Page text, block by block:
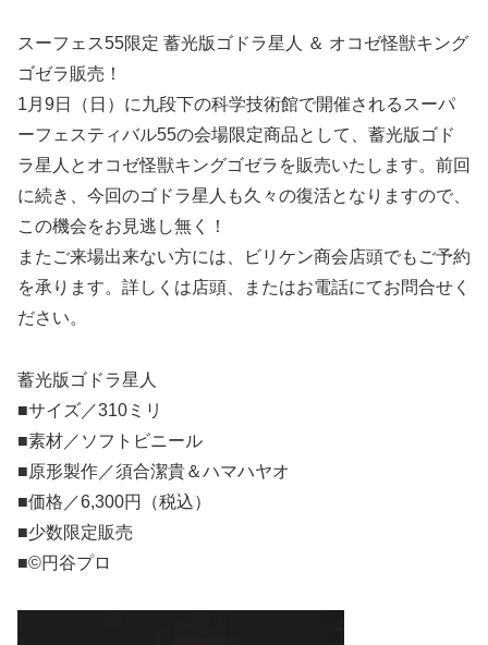
スーフェス55限定 蓄光版ゴドラ星人 ＆ オコゼ怪獣キング
ゴゼラ販売！
1月9日（日）に九段下の科学技術館で開催されるスーパ
ーフェスティバル55の会場限定商品として、蓄光版ゴド
ラ星人とオコゼ怪獣キングゴゼラを販売いたします。前回
に続き、今回のゴドラ星人も久々の復活となりますので、
この機会をお見逃し無く！
またご来場出来ない方には、ビリケン商会店頭でもご予約
を承ります。詳しくは店頭、またはお電話にてお問合せく
ださい。
蓄光版ゴドラ星人
■サイズ／310ミリ
■素材／ソフトビニール
■原形製作／須合潔貴＆ハマハヤオ
■価格／6,300円（税込）
■少数限定販売
■©円谷プロ